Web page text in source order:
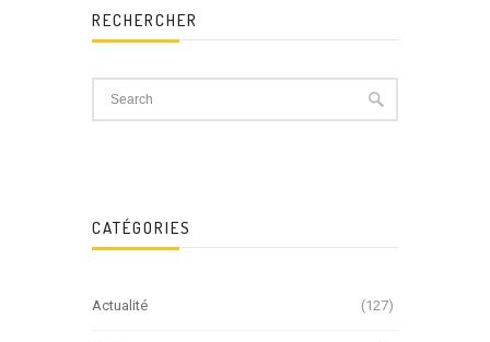
RECHERCHER
CATÉGORIES
Actualité (127)